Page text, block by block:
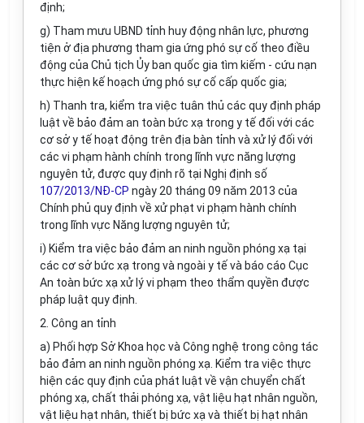
định;
g) Tham mưu UBND tỉnh huy động nhân lực, phương
tiện ở địa phương tham gia ứng phó sự cố theo điều
động của Chủ tịch Ủy ban quốc gia tìm kiếm - cứu nạn
thực hiện kế hoạch ứng phó sự cố cấp quốc gia;
h) Thanh tra, kiểm tra việc tuân thủ các quy định pháp
luật về bảo đảm an toàn bức xạ trong y tế đối với các
cơ sở y tế hoạt động trên địa bàn tỉnh và xử lý đối với
các vi phạm hành chính trong lĩnh vực năng lượng
nguyên tử, được quy định rõ tại Nghị định số
107/2013/NĐ-CP ngày 20 tháng 09 năm 2013 của
Chính phủ quy định về xử phạt vi phạm hành chính
trong lĩnh vực Năng lượng nguyên tử;
i) Kiểm tra việc bảo đảm an ninh nguồn phóng xạ tại
các cơ sở bức xạ trong và ngoài y tế và báo cáo Cục
An toàn bức xạ xử lý vi phạm theo thẩm quyền được
pháp luật quy định.
2. Công an tỉnh
a) Phối hợp Sở Khoa học và Công nghệ trong công tác
bảo đảm an ninh nguồn phóng xạ. Kiểm tra việc thực
hiện các quy định của phát luật về vận chuyển chất
phóng xạ, chất thải phóng xạ, vật liệu hạt nhân nguồn,
vật liệu hạt nhân, thiết bị bức xạ và thiết bị hạt nhân